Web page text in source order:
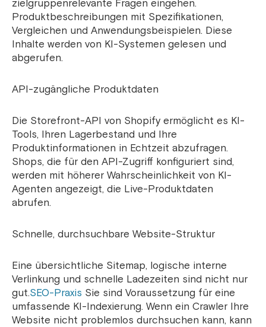
zielgruppenrelevante Fragen eingehen.
Produktbeschreibungen mit Spezifikationen,
Vergleichen und Anwendungsbeispielen. Diese
Inhalte werden von KI-Systemen gelesen und
abgerufen.
API-zugängliche Produktdaten
Die Storefront-API von Shopify ermöglicht es KI-
Tools, Ihren Lagerbestand und Ihre
Produktinformationen in Echtzeit abzufragen.
Shops, die für den API-Zugriff konfiguriert sind,
werden mit höherer Wahrscheinlichkeit von KI-
Agenten angezeigt, die Live-Produktdaten
abrufen.
Schnelle, durchsuchbare Website-Struktur
Eine übersichtliche Sitemap, logische interne
Verlinkung und schnelle Ladezeiten sind nicht nur
gut.SEO-Praxis Sie sind Voraussetzung für eine
umfassende KI-Indexierung. Wenn ein Crawler Ihre
Website nicht problemlos durchsuchen kann, kann